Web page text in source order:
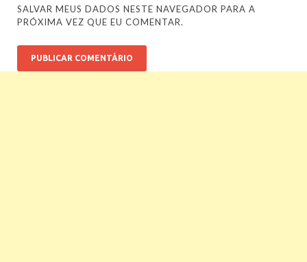
SALVAR MEUS DADOS NESTE NAVEGADOR PARA A
PRÓXIMA VEZ QUE EU COMENTAR.